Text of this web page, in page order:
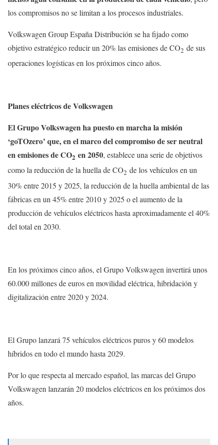
los compromisos no se limitan a los procesos industriales.
Volkswagen Group España Distribución se ha fijado como
objetivo estratégico reducir un 20% las emisiones de CO2 de sus
operaciones logísticas en los próximos cinco años.
Planes eléctricos de Volkswagen
El Grupo Volkswagen ha puesto en marcha la misión
‘goTOzero’ que, en el marco del compromiso de ser neutral
en emisiones de CO2 en 2050, establece una serie de objetivos
como la reducción de la huella de CO2 de los vehículos en un
30% entre 2015 y 2025, la reducción de la huella ambiental de las
fábricas en un 45% entre 2010 y 2025 o el aumento de la
producción de vehículos eléctricos hasta aproximadamente el 40%
del total en 2030.
En los próximos cinco años, el Grupo Volkswagen invertirá unos
60.000 millones de euros en movilidad eléctrica, hibridación y
digitalización entre 2020 y 2024.
El Grupo lanzará 75 vehículos eléctricos puros y 60 modelos
híbridos en todo el mundo hasta 2029.
Por lo que respecta al mercado español, las marcas del Grupo
Volkswagen lanzarán 20 modelos eléctricos en los próximos dos
años.